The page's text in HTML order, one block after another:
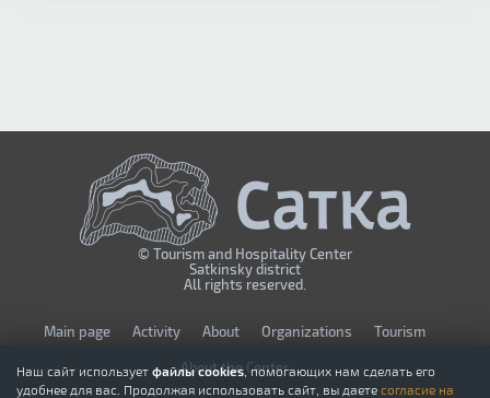
© Tourism and Hospitality Center
Satkinsky district
All rights reserved.
Мain page Activity About Organizations Tourism
About the Center
Наш сайт использует файлы cookies , помогающих нам сделать его
удобнее для вас. Продолжая использовать сайт, вы даете согласие на